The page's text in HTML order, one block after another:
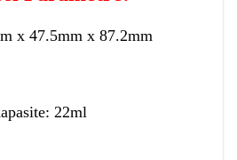
x 47.5mm x 87.2mm
22ml